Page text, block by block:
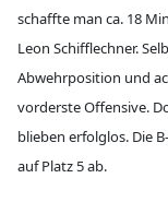
schaffte man ca. 18
Leon Schifflechner.
Abwehrposition und
vorderste Offensive.
blieben erfolglos. Die
auf Platz 5 ab.